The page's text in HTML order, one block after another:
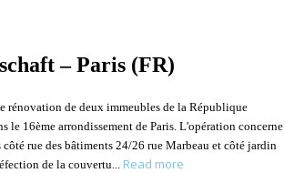
– Paris (FR)
rénovation de deux immeubles de la République
le 16ème arrondissement de Paris. L'opération concerne
côté rue des bâtiments 24/26 rue Marbeau et côté jardin
de la couvertu
Read more